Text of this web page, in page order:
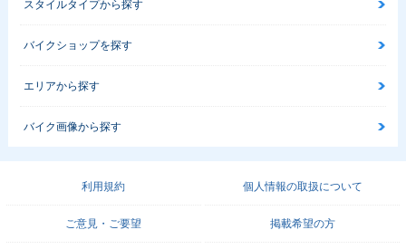
スタイルタイプから探す
バイクショップを探す
エリアから探す
バイク画像から探す
利用規約 個人情報の取扱について
ご意見・ご要望 掲載希望の方